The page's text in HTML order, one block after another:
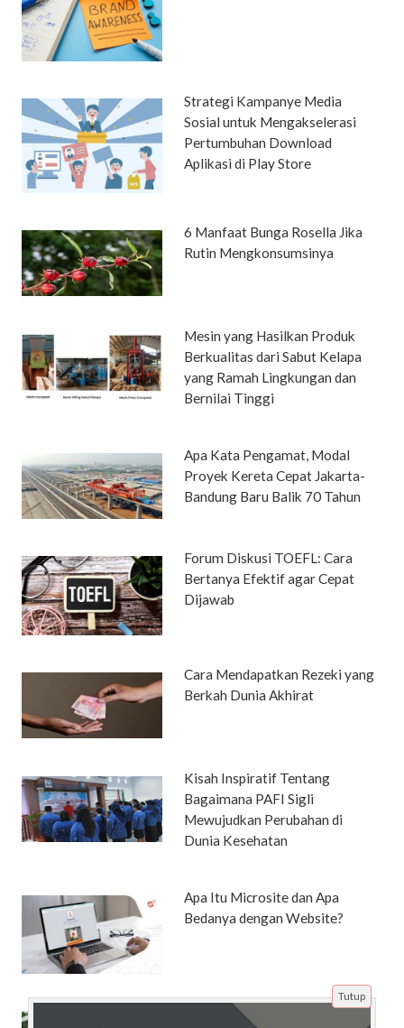
Strategi Kampanye Media
Sosial untuk Mengakselerasi
Pertumbuhan Download
Aplikasi di Play Store
6 Manfaat Bunga Rosella Jika
Rutin Mengkonsumsinya
Mesin yang Hasilkan Produk
Berkualitas dari Sabut Kelapa
yang Ramah Lingkungan dan
Bernilai Tinggi
Apa Kata Pengamat, Modal
Proyek Kereta Cepat Jakarta-
Bandung Baru Balik 70 Tahun
Forum Diskusi TOEFL: Cara
Bertanya Efektif agar Cepat
Dijawab
Cara Mendapatkan Rezeki yang
Berkah Dunia Akhirat
Kisah Inspiratif Tentang
Bagaimana PAFI Sigli
Mewujudkan Perubahan di
Dunia Kesehatan
Apa Itu Microsite dan Apa
Bedanya dengan Website?
Tips dan Cara Memilih Polis
Tutup